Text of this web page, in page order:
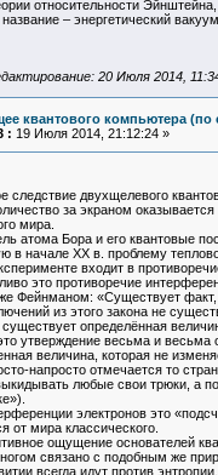
относительности
– энергетический
20 Июля 2014,
квантового компьютера (по
: 19 Июля 2014, 21:12:24 »
следствие двухщелевого
за экраном
мира.
атома Бора и его квантовые
в начале XX в. проблему
входит в
это противоречие
Фейнманом: «Существует
из этого закона не
существует определённая
утверждение весьма и весьма
величина, которая не
напросто отмечается то
любые свои трюки, а
электронов это
от мира классического.
ощущение основателей
связано с подобным же
всегда идут против